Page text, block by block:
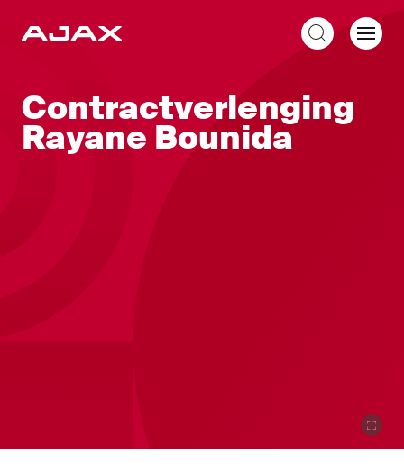
Contractverlenging
Rayane Bounida